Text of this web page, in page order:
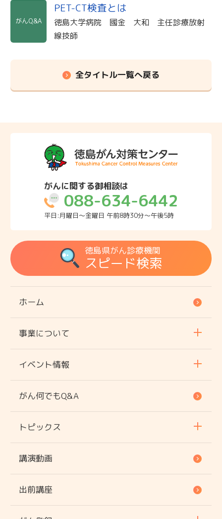
がんQ&A
PET-CT検査とは
徳島大学病院 國金 大和 主任診療放射
線技師
全タイトル一覧へ戻る
がんに関する御相談は
088-634-6442
平日:月曜日～金曜日 午前8時30分～午後5時
徳島県がん診療機関
スピード検索
ホーム
事業について
イベント情報
がん何でもQ&A
トピックス
講演動画
出前講座